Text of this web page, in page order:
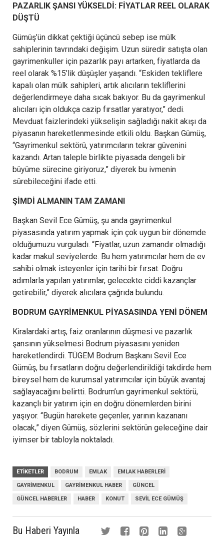
PAZARLIK ŞANSI YÜKSELDİ: FİYATLAR REEL OLARAK
DÜŞTÜ
Gümüş’ün dikkat çektiği üçüncü sebep ise mülk
sahiplerinin tavrındaki değişim. Uzun süredir satışta olan
gayrimenkuller için pazarlık payı artarken, fiyatlarda da
reel olarak %15’lik düşüşler yaşandı. “Eskiden tekliflere
kapalı olan mülk sahipleri, artık alıcıların tekliflerini
değerlendirmeye daha sıcak bakıyor. Bu da gayrimenkul
alıcıları için oldukça cazip fırsatlar yaratıyor,” dedi.
Mevduat faizlerindeki yükselişin sağladığı nakit akışı da
piyasanın hareketlenmesinde etkili oldu. Başkan Gümüş,
“Gayrimenkul sektörü, yatırımcıların tekrar güvenini
kazandı. Artan taleple birlikte piyasada dengeli bir
büyüme sürecine giriyoruz,” diyerek bu ivmenin
sürebileceğini ifade etti.
ŞİMDİ ALMANIN TAM ZAMANI
Başkan Sevil Ece Gümüş, şu anda gayrimenkul
piyasasında yatırım yapmak için çok uygun bir dönemde
olduğumuzu vurguladı. “Fiyatlar, uzun zamandır olmadığı
kadar makul seviyelerde. Bu hem yatırımcılar hem de ev
sahibi olmak isteyenler için tarihi bir fırsat. Doğru
adımlarla yapılan yatırımlar, gelecekte ciddi kazançlar
getirebilir,” diyerek alıcılara çağrıda bulundu.
BODRUM GAYRİMENKUL PİYASASINDA YENİ DÖNEM
Kiralardaki artış, faiz oranlarının düşmesi ve pazarlık
şansının yükselmesi Bodrum piyasasını yeniden
hareketlendirdi. TÜGEM Bodrum Başkanı Sevil Ece
Gümüş, bu fırsatların doğru değerlendirildiği takdirde hem
bireysel hem de kurumsal yatırımcılar için büyük avantaj
sağlayacağını belirtti. Bodrum’un gayrimenkul sektörü,
kazançlı bir yatırım için en doğru dönemlerden birini
yaşıyor. “Bugün harekete geçenler, yarının kazananı
olacak,” diyen Gümüş, sözlerini sektörün geleceğine dair
iyimser bir tabloyla noktaladı.
ETIKETLER BODRUM EMLAK EMLAK HABERLERI
GAYRIMENKUL GAYRIMENKUL HABER GÜNCEL
GÜNCEL HABERLER HABER KONUT SEVIL ECE GÜMÜŞ
Bu Haberi Yayınla